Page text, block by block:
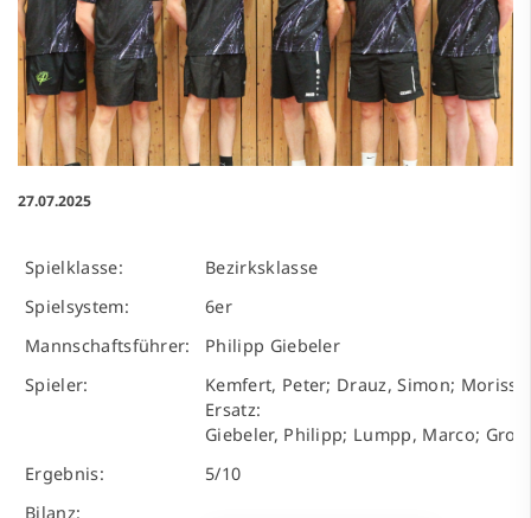
27.07.2025
Spielklasse:
Bezirksklasse
Spielsystem:
6er
Mannschaftsführer:
Philipp Giebeler
Spieler:
Kemfert, Peter; Drauz, Simon;
Ersatz:
Giebeler, Philipp; Lumpp, Marco;
Ergebnis:
5/10
Bilanz: